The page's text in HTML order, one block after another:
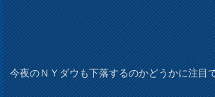
今夜のＮＹダウも下落するのかどうかに注目